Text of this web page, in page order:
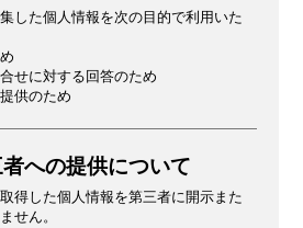
した個人情報を次の目的で利用いた
せに対する回答のため
供のため
への提供について
得した個人情報を第三者に開示また
せん。